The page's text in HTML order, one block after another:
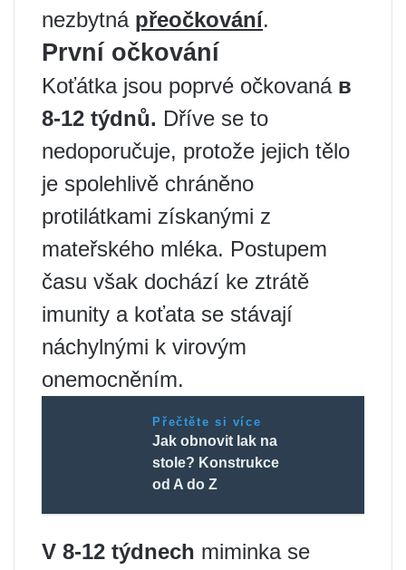
nezbytná přeočkování.
První očkování
Koťátka jsou poprvé očkovaná в
8-12 týdnů. Dříve se to
nedoporučuje, protože jejich tělo
je spolehlivě chráněno
protilátkami získanými z
mateřského mléka. Postupem
času však dochází ke ztrátě
imunity a koťata se stávají
náchylnými k virovým
onemocněním.
Přečtěte si více
Jak obnovit lak na
stole? Konstrukce
od A do Z
V 8-12 týdnech miminka se